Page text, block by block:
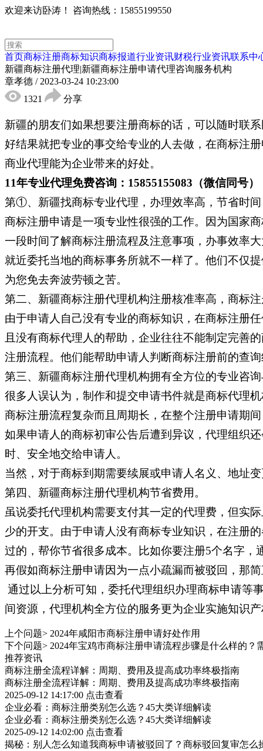
欢迎来访卧涛！ 咨询热线：15855199550
首页商标注册商标知识商标报道行业资讯财税行业资讯联系中
新疆商标注册代理|新疆商标注册申请代理咨询服务机构
章孝德 / 2023-03-24 10:23:00
1321
分享
新疆的朋友们如果想要注册商标的话，可以随时联
好结果就把专业的事交给专业的人去做，在商标注
商业代理能为企业带来的好处。
11年专业代理免费咨询：15855155083（微信同号）
第①、新疆找商标专业代理，办理效率高，节省时间
商标注册申请是一项专业性很强的工作。因为国家
一段时间了解商标注册流程及注意事项，办事效率
就近委托当地的商标事务所就不一样了。他们不仅
为您免去奔波劳顿之苦。
第二、新疆商标注册代理机构注册核准率高，商标
由于申请人自己没有专业的商标知识，在商标注册
且没有商标代理人的帮助，企业往往不能制定完善
注册流程。他们能帮助申请人判断商标注册前的查
第三、新疆商标注册代理机构拥有全方位的专业咨
很多人误认为，制作和提交申请书件就是商标代理
商标注册流程复杂而且周期长，在整个注册申请期
如果申请人的商标初审公告后遭到异议，代理组织
时、安全地交给申请人。
当然，对于商标到期需要续展或申请人名义、地址
第四、新疆商标注册代理机构节省费用。
虽说委托代理机构需要支付其一定的代理费，但实
少的开支。由于申请人没有商标专业知识，在注册
过的，帮你节省很多成本。比如你要注册5个名字
再假如商标注册申请因为一点小疏漏而被驳回，那
通过以上分析可知，委托代理组织办理商标申请等
间资源，代理机构全方位的服务更为企业实施知识
上个问题> 2024年咸阳市商标注册申请好处作用
下个问题> 2024年宝鸡市商标注册申请流程步骤是什么样的？
推荐资讯
商标注册全流程详解：周期、费用及提高成功率终极指南
商标注册全流程详解：周期、费用及提高成功率终极指南
2025-09-12 14:17:00 点击查看
企业必看：商标注册类别怎么选？45大类详细解读
企业必看：商标注册类别怎么选？45大类详细解读
2025-09-12 14:02:00 点击查看
揭秘：别人怎么知道我商标申请被驳回了？商标驳回复审怎么